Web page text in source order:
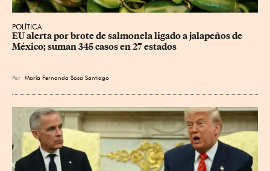
POLÍTICA
EU alerta por brote de salmonela ligado a jalapeños de
México; suman 345 casos en 27 estados
Por María Fernanda Sosa Santiago